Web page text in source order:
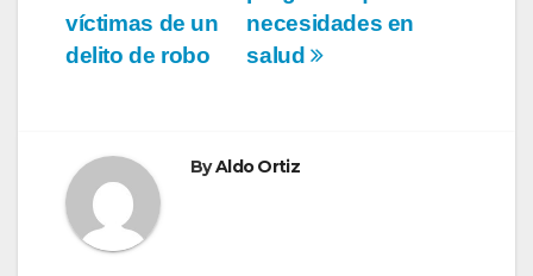
necesidades en
salud
víctimas de un
delito de robo
ByAldo Ortiz